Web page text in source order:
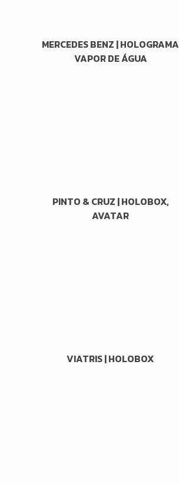
MERCEDES BENZ | HOLOGRAMA
VAPOR DE ÁGUA
PINTO & CRUZ | HOLOBOX,
AVATAR
VIATRIS | HOLOBOX